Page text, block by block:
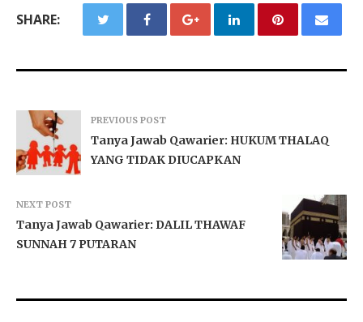
SHARE:
PREVIOUS POST
Tanya Jawab Qawarier: HUKUM THALAQ
YANG TIDAK DIUCAPKAN
NEXT POST
Tanya Jawab Qawarier: DALIL THAWAF
SUNNAH 7 PUTARAN